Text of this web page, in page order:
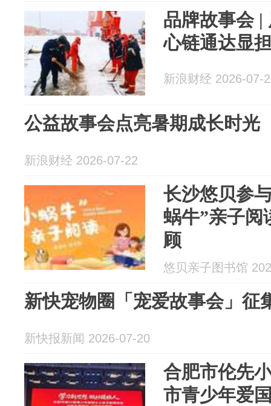
品牌故事会 |
心链通达显
新浪财经 2026-07-
公益故事会点亮暑期成长时光
新浪财经 2026-07-22
长沙悠贝参
蜗牛”亲子阅
顾
悠贝亲子图书馆
新快宠物圈「宠爱故事会」征
新快报新闻 2026-07-20
合肥市伦先
市青少年爱